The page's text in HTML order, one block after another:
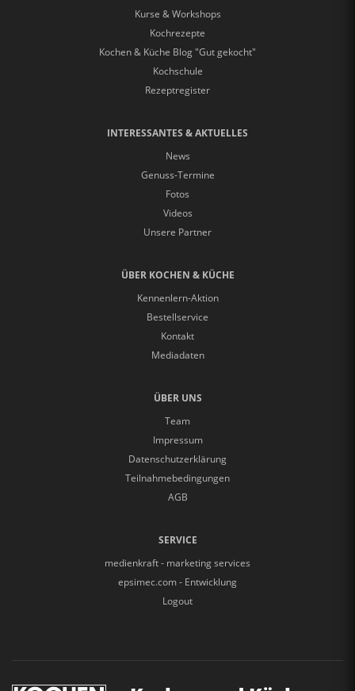
Kurse & Workshops
Kochrezepte
Kochen & Küche Blog "Gut gekocht"
Kochschule
Rezeptregister
INTERESSANTES & AKTUELLES
News
Genuss-Termine
Fotos
Videos
Unsere Partner
ÜBER KOCHEN & KÜCHE
Kennenlern-Aktion
Bestellservice
Kontakt
Mediadaten
ÜBER UNS
Team
Impressum
Datenschutzerklärung
Teilnahmebedingungen
AGB
SERVICE
medienkraft - marketing services
epsimec.com - Entwicklung
Logout